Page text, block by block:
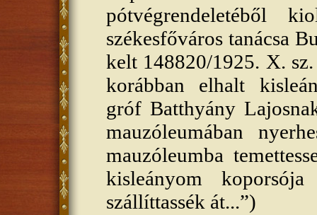
pótvégrendeletéből
székesfőváros tanácsa
kelt 148820/1925. X.
korábban elhalt
gróf Batthyány
mauzóleumában
mauzóleumba
kisleányom
szállíttassék át...”)